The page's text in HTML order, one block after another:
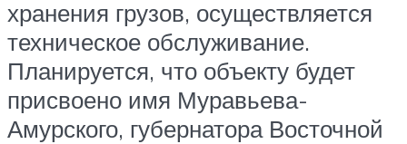
хранения грузов, осуществляется
техническое обслуживание.
Планируется, что объекту будет
присвоено имя Муравьева-
Амурского, губернатора Восточной